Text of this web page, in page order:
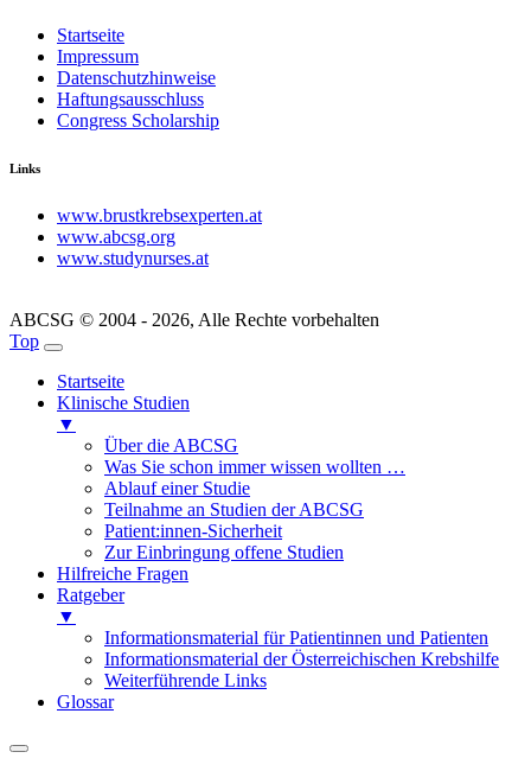
Startseite
Impressum
Datenschutzhinweise
Haftungsausschluss
Congress Scholarship
Links
www.brustkrebsexperten.at
www.abcsg.org
www.studynurses.at
ABCSG © 2004 - 2026, Alle Rechte vorbehalten
Top
Startseite
Klinische Studien
▼
Über die ABCSG
Was Sie schon immer wissen wollten …
Ablauf einer Studie
Teilnahme an Studien der ABCSG
Patient:innen-Sicherheit
Zur Einbringung offene Studien
Hilfreiche Fragen
Ratgeber
▼
Informationsmaterial für Patientinnen und Patienten
Informationsmaterial der Österreichischen Krebshilfe
Weiterführende Links
Glossar